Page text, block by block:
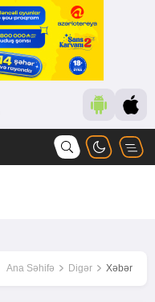
Ana Səhifə Digər Xəbər